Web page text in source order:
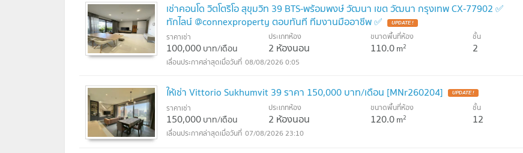
เช่าคอนโด วิตโตริโอ สุขุมวิท 39 BTS-พร้อมพงษ์ วัฒนา เขต วัฒนา กรุงเทพ CX-77902 ✅
ทักไลน์ @connexproperty ตอบทันที ทีมงานมืออาชีพ ✅
UPDATE !
ราคาเช่า
100,000บาท/เดือน
ประเภทห้อง
2 ห้องนอน
ขนาดพื้นที่ห้อง
110.0m2
ชั้น
2
08/08/2026 0:05
ให้เช่า Vittorio Sukhumvit 39 ราคา 150,000 บาท/เดือน [MNr260204] UPDATE !
ราคาเช่า
150,000บาท/เดือน
ประเภทห้อง
2 ห้องนอน
ขนาดพื้นที่ห้อง
120.0m2
ชั้น
12
07/08/2026 23:10